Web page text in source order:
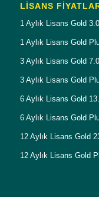
LISANS
1 Aylık Lisans Gold
1 Aylık Lisans Gold
3 Aylık Lisans Gold
3 Aylık Lisans Gold
6 Aylık Lisans Gold
6 Aylık Lisans Gold
12 Aylık Lisans Gold
12 Aylık Lisans Gold